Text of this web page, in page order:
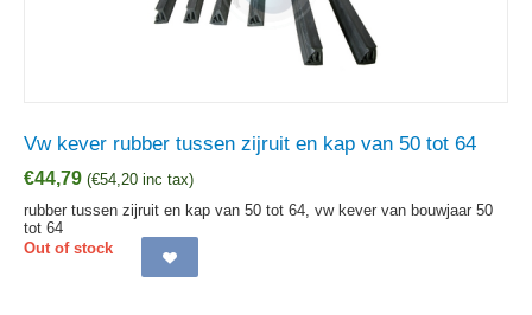
Vw kever rubber tussen zijruit en kap van 50 tot 64
€44,79 (€54,20 inc tax)
rubber tussen zijruit en kap van 50 tot 64, vw kever van bouwjaar 50
tot 64
Out of stock